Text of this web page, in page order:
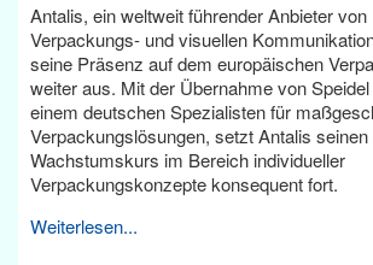
Antalis, ein weltweit führender Anbieter von
Verpackungs- und visuellen
seine Präsenz auf dem europäischen
weiter aus. Mit der Übernahme von
einem deutschen Spezialisten für
Verpackungslösungen, setzt Antalis
Wachstumskurs im Bereich individueller
Verpackungskonzepte konsequent fort.
Weiterlesen...